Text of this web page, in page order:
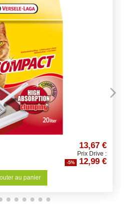
13,67 €
Prix Drive :
-5% 12,99 €
au panier